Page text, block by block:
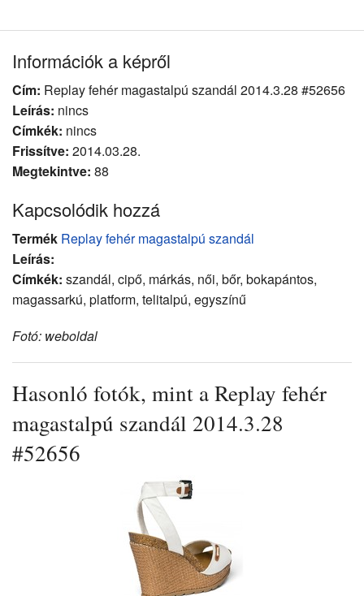
Információk a képről
Cím: Replay fehér magastalpú szandál 2014.3.28 #52656
Leírás: nincs
Címkék: nincs
Frissítve: 2014.03.28.
Megtekintve: 88
Kapcsolódik hozzá
Termék Replay fehér magastalpú szandál
Leírás:
Címkék: szandál, cipő, márkás, női, bőr, bokapántos,
magassarkú, platform, telitalpú, egyszínű
Fotó: weboldal
Hasonló fotók, mint a Replay fehér
magastalpú szandál 2014.3.28
#52656